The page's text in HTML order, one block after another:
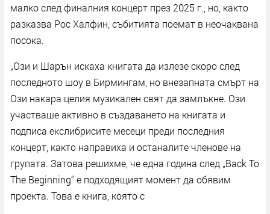
малко след финалния концерт през 2025 г., но, както
разказва Рос Халфин, събитията поемат в неочаквана
посока.
„Ози и Шарън искаха книгата да излезе скоро след
последното шоу в Бирмингам, но внезапната смърт на
Ози накара целия музикален свят да замлъкне. Ози
участваше активно в създаването на книгата и
подписа екслибрисите месеци преди последния
концерт, както направиха и останалите членове на
групата. Затова решихме, че една година след „Back To
The Beginning“ е подходящият момент да обявим
проекта. Това е книга, която с